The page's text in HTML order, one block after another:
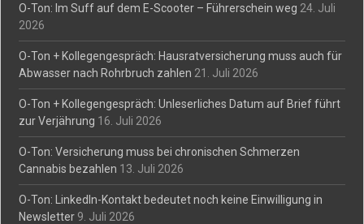
O-Ton: Im Suff auf dem E-Scooter – Führerschein weg 24. Juli
2026
O-Ton + Kollegengespräch: Hausratversicherung muss auch für
Abwasser nach Rohrbruch zahlen 21. Juli 2026
O-Ton + Kollegengespräch: Unleserliches Datum auf Brief führt
zur Verjährung 16. Juli 2026
O-Ton: Versicherung muss bei chronischen Schmerzen
Cannabis bezahlen 13. Juli 2026
O-Ton: LinkedIn-Kontakt bedeutet noch keine Einwilligung in
Newsletter 9. Juli 2026